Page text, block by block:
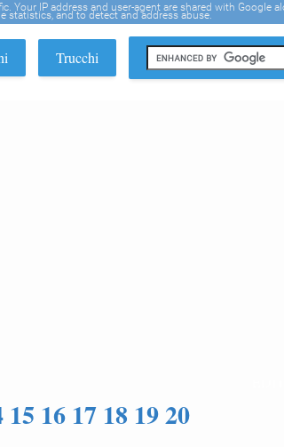
Trucchi
16 17 18 19 20
Your IP address and user-agent are shared with Google
statistics, and to detect and address abuse.